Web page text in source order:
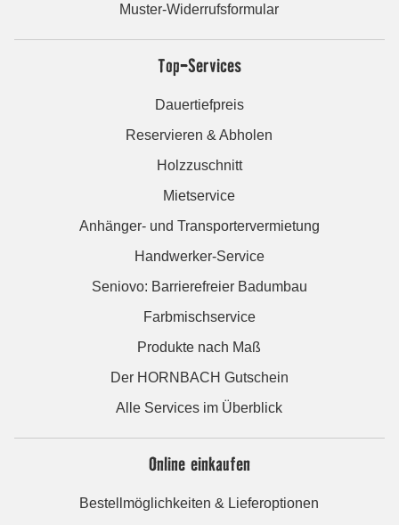
Muster-Widerrufsformular
Top-Services
Dauertiefpreis
Reservieren & Abholen
Holzzuschnitt
Mietservice
Anhänger- und Transportervermietung
Handwerker-Service
Seniovo: Barrierefreier Badumbau
Farbmischservice
Produkte nach Maß
Der HORNBACH Gutschein
Alle Services im Überblick
Online einkaufen
Bestellmöglichkeiten & Lieferoptionen